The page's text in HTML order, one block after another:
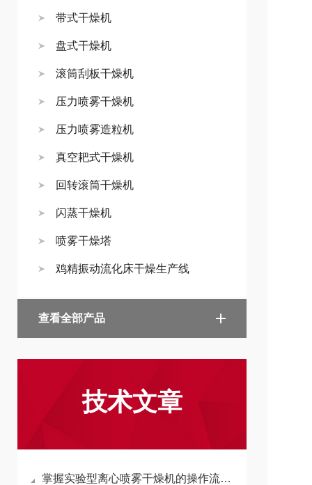
带式干燥机
盘式干燥机
滚筒刮板干燥机
压力喷雾干燥机
压力喷雾造粒机
真空耙式干燥机
回转滚筒干燥机
闪蒸干燥机
喷雾干燥塔
鸡精振动流化床干燥生产线
查看全部产品
技术文章
掌握实验型离心喷雾干燥机的操作流程，提升实验效率